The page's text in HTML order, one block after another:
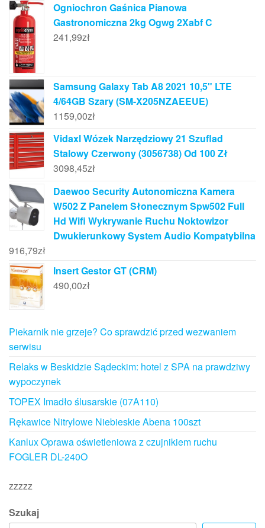
Ogniochron Gaśnica Pianowa
Gastronomiczna 2kg Ogwg 2Xabf C
241,99zł
Samsung Galaxy Tab A8 2021 10,5" LTE
4/64GB Szary (SM-X205NZAEEUE)
1159,00zł
Vidaxl Wózek Narzędziowy 21 Szuflad
Stalowy Czerwony (3056738) Od 100 Zł
3098,45zł
Daewoo Security Autonomiczna Kamera
W502 Z Panelem Słonecznym Spw502 Full
Hd Wifi Wykrywanie Ruchu Noktowizor
Dwukierunkowy System Audio Kompatybilna
916,79zł
Insert Gestor GT (CRM)
490,00zł
Piekarnik nie grzeje? Co sprawdzić przed wezwaniem
serwisu
Relaks w Beskidzie Sądeckim: hotel z SPA na prawdziwy
wypoczynek
TOPEX Imadło ślusarskie (07A110)
Rękawice Nitrylowe Niebieskie Abena 100szt
Kanlux Oprawa oświetleniowa z czujnikiem ruchu
FOGLER DL-240O
zzzzz
Szukaj